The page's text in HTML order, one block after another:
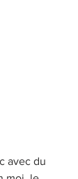
avec du